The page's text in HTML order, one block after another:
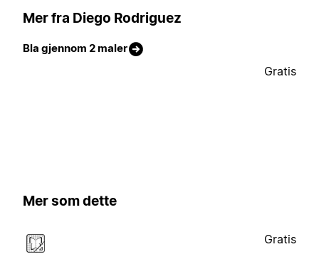
Mer fra Diego Rodriguez
Bla gjennom 2 maler
Gratis
Mer som dette
Gratis